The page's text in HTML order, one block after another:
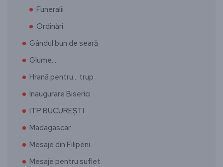
Funeralii
Ordinări
Gândul bun de seară
Glume…
Hrană pentru… trup
Inaugurare Biserici
ITP BUCUREȘTI
Madagascar
Mesaje din Filipeni
Mesaje pentru suflet